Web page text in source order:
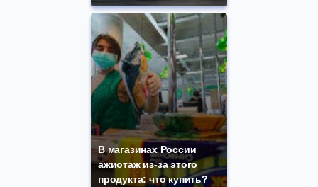
В магазинах России
ажиотаж из-за этого
продукта: что купить?